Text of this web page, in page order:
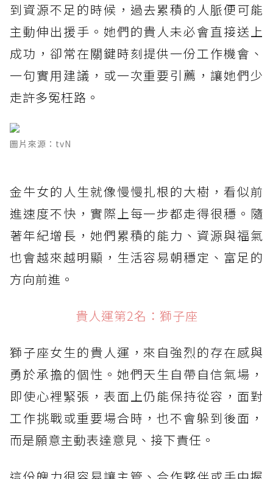
到資源不足的時候，過去累積的人脈便可能
主動伸出援手。她們的貴人未必會直接送上
成功，卻常在關鍵時刻提供一份工作機會、
一句實用建議，或一次重要引薦，讓她們少
走許多冤枉路。
圖片來源：tvN
金牛女的人生就像慢慢扎根的大樹，看似前
進速度不快，實際上每一步都走得很穩。隨
著年紀增長，她們累積的能力、資源與福氣
也會越來越明顯，生活容易朝穩定、富足的
方向前進。
貴人運第2名：獅子座
獅子座女生的貴人運，來自強烈的存在感與
勇於承擔的個性。她們天生自帶自信氣場，
即使心裡緊張，表面上仍能保持從容，面對
工作挑戰或重要場合時，也不會躲到後面，
而是願意主動表達意見、接下責任。